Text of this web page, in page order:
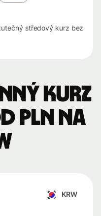
středový kurz bez
kurz
PLN na
KRW